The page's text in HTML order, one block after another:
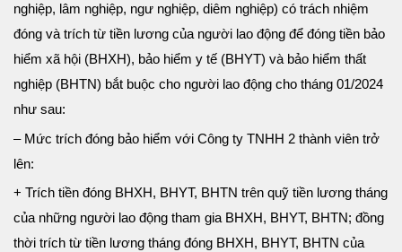
nghiệp, lâm nghiệp, ngư nghiệp, diêm nghiệp) có trách nhiệm
đóng và trích từ tiền lương của người lao động để đóng tiền bảo
hiểm xã hội (BHXH), bảo hiểm y tế (BHYT) và bảo hiểm thất
nghiệp (BHTN) bắt buộc cho người lao động cho tháng 01/2024
như sau:
– Mức trích đóng bảo hiểm với Công ty TNHH 2 thành viên trở
lên:
+ Trích tiền đóng BHXH, BHYT, BHTN trên quỹ tiền lương tháng
của những người lao động tham gia BHXH, BHYT, BHTN; đồng
thời trích từ tiền lương tháng đóng BHXH, BHYT, BHTN của